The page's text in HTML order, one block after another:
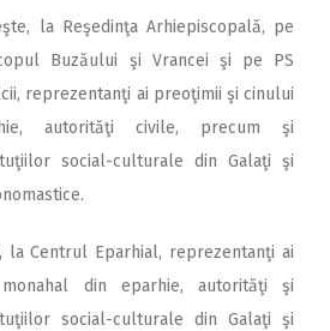
la Reşedinţa Arhiepiscopală, pe
Buzăului şi Vrancei şi pe PS
reprezentanţi ai preoţimii şi cinului
autorităţi civile, precum şi
social-culturale din Galaţi şi
la Centrul Eparhial, reprezentanţi ai
din eparhie, autorităţi şi
social-culturale din Galaţi şi